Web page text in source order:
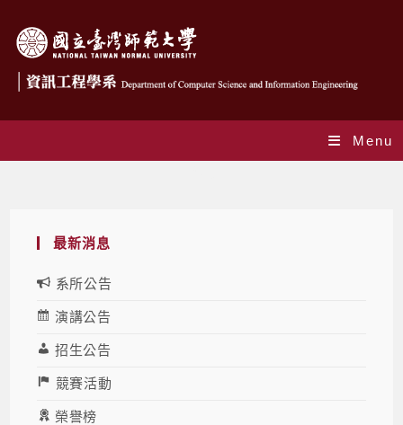
Menu
最新消息
系所公告
演講公告
招生公告
競賽活動
榮譽榜